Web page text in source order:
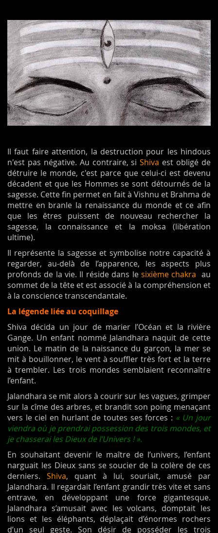
Il faut faire attention, la destruction pour les hindous
n'est pas négative. Au contraire, siShiva est obligé de
détruire le monde, c'est parce que celui-ci est devenu
décadent et que les Hommes se sont détournés de la
sagesse. Cette fin permet en fait à Vishnu et Brahma de
mettre en branle la renaissance du monde et ce afin
que les êtres puissent de nouveau rechercher la
sagesse, la connaissance et la moksa (libération
ultime).
Il représente la sagesse et symbolise notre capacité à
regarder, au-delà de l’apparence, les aspects plus
profonds de la vie. Il réside dans le sixième chakra au
sommet de la tête et est associé à la compréhension et
à la conscience transcendantale.
La légende liée au coquillage
Shiva décida un jour de marier l’Océan et la rivière
Gange. Un enfant nommé Jalandhara naquit de cette
union. Le matin de la naissance du garçon, la mer se
mit à bouillonner, le vent à souffler très fort et la terre
à trembler. Les trois mondes semblaient reconnaître
l’enfant.
Jalandhara se mit alors à courir sur les vagues, grimper
sur la cîme des arbres, et brandit son poing menaçant
vers le ciel en hurlant de toutes ses forces : « Un jour
viendra où je prendrai possession des trois mondes, et
je chasserai les Dieux de l’Univers ! ».
En souhaitant devenir le maître de l’univers, l’enfant
narguait les Dieux sans se soucier de la colère de ces
derniers. Shiva, quant à lui, souriait, amusé par
Jalandhara. Il regardait l’enfant grandir très vite et sans
entrave, en développant une force gigantesque.
Jalandhara s’amusait avec les volcans, domptait les
lions et les éléphants, déplaçait d’énormes rochers
d’un seul geste. Son désir de posséder les trois